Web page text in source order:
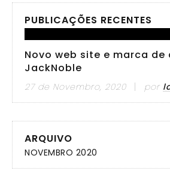
PUBLICAÇÕES RECENTES
Novo web site e marca de
JackNoble
27 de Novembro, 2020 por
ARQUIVO
NOVEMBRO 2020